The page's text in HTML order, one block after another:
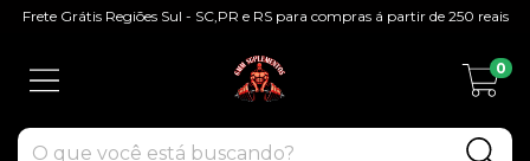
Frete Grátis Regiões Sul - SC,PR e RS para compras á partir de 250 reais
0